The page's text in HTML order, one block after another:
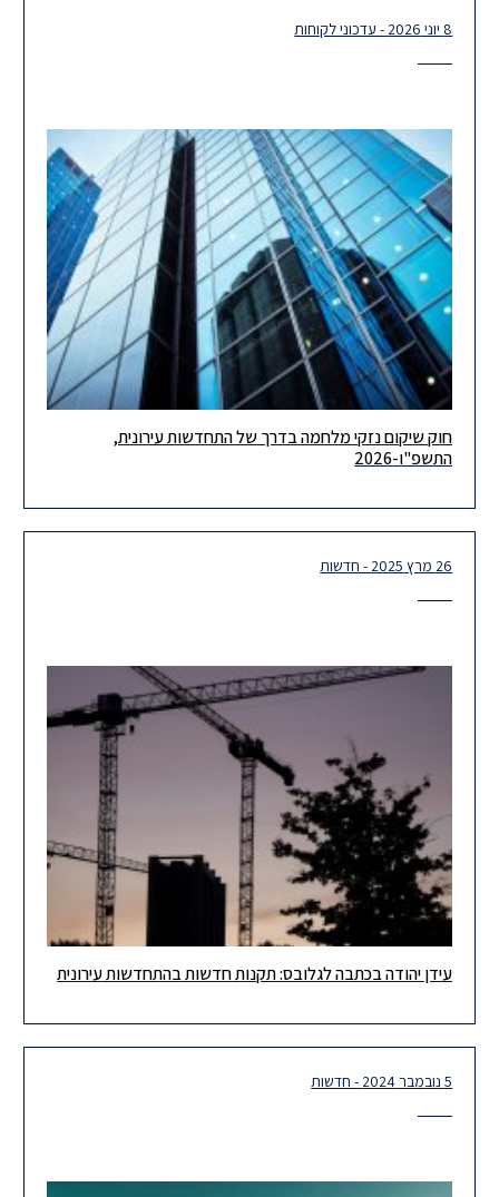
8 יוני 2026 - עדכוני לקוחות
חוק שיקום נזקי מלחמה בדרך של התחדשות עירונית,
התשפ"ו-2026
26 מרץ 2025 - חדשות
עידן יהודה, שותף במחלקת התחדשות עירונית, בכתבה לגלובס אודות
עידן יהודה בכתבה לגלובס: תקנות חדשות בהתחדשות עירונית
5 נובמבר 2024 - חדשות